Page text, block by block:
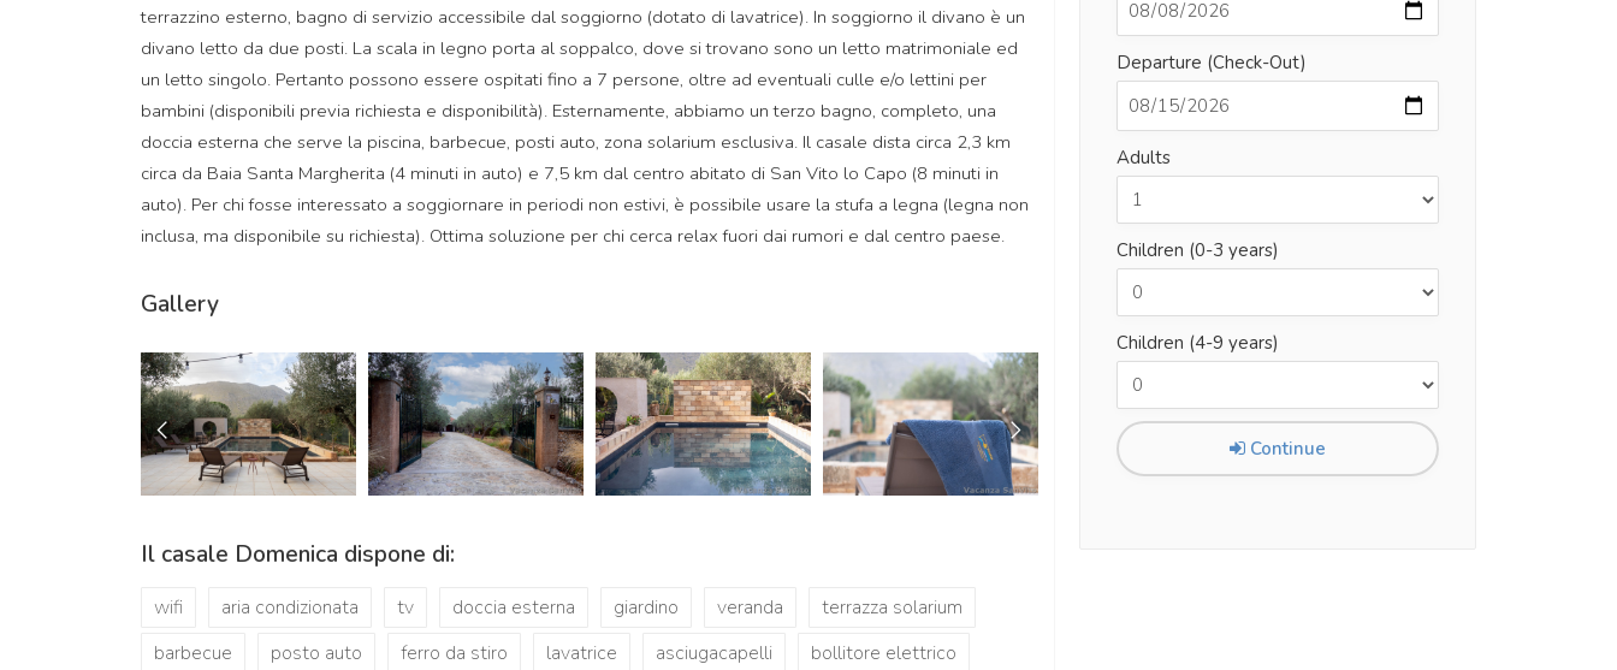
terrazzino esterno, bagno di servizio accessibile dal soggiorno (dotato di lavatrice). In soggiorno il divano è un
divano letto da due posti. La scala in legno porta al soppalco, dove si trovano sono un letto matrimoniale ed
un letto singolo. Pertanto possono essere ospitati fino a 7 persone, oltre ad eventuali culle e/o lettini per
bambini (disponibili previa richiesta e disponibilità). Esternamente, abbiamo un terzo bagno, completo, una
doccia esterna che serve la piscina, barbecue, posti auto, zona solarium esclusiva. Il casale dista circa 2,3 km
circa da Baia Santa Margherita (4 minuti in auto) e 7,5 km dal centro abitato di San Vito lo Capo (8 minuti in
auto). Per chi fosse interessato a soggiornare in periodi non estivi, è possibile usare la stufa a legna (legna non
inclusa, ma disponibile su richiesta). Ottima soluzione per chi cerca relax fuori dai rumori e dal centro paese.
Gallery
Il casale Domenica dispone di:
wifi aria condizionata tv doccia esterna giardino veranda
terrazza solarium
barbecue
posto auto ferro da stiro lavatrice asciugacapelli
bollitore elettrico
Departure (Check-Out)
Adults
Children (0-3 years)
Children (4-9 years)
Continue